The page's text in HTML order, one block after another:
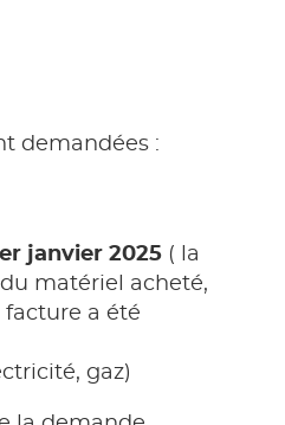
demandées :
janvier 2025 ( la
matériel acheté,
a été
gaz)